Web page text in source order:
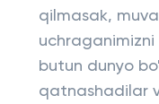
qilmasak,
butun dunyo
qatnashadilar